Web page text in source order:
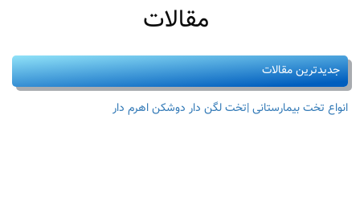
مقالات
جدیدترین مقالات
انواع تخت بیمارستانی |تخت لگن دار دوشکن اهرم دار